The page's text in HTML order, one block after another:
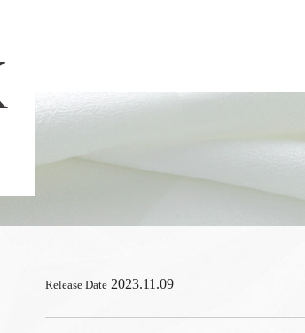
Release Date 2023.11.09